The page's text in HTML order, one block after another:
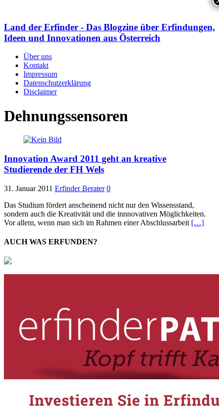
Land der Erfinder - Das Blogzine über Erfindungen,
Ideen und Innovationen aus Österreich
Über uns
Kontakt
Impressum
Datenschutzerklärung
Disclaimer
Dehnungssensoren
Innovation Award 2011 geht an kreative
Studierende der FH Wels
31. Januar 2011 Erfinder Berater 0
Das Studium fördert anscheinend nicht nur den Wissensstand,
sondern auch die Kreativität und die innnovativen Möglichkeiten.
Vor allem, wenn man sich im Rahmen einer Abschlussarbeit […]
AUCH WAS ERFUNDEN?